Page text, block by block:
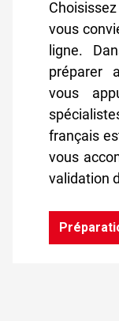
vous
ligne.
préparer
vous
français
vous
validation